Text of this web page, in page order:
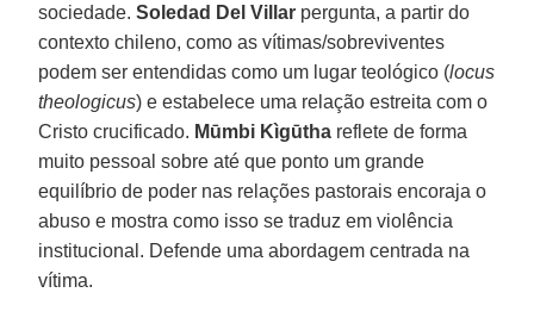
sociedade.Soledad Del Villar pergunta, a partir do
contexto chileno, como as vítimas/sobreviventes
podem ser entendidas como um lugar teológico (locus
theologicus) e estabelece uma relação estreita com o
Cristo crucificado. Mūmbi Kìgūtha reflete de forma
muito pessoal sobre até que ponto um grande
equilíbrio de poder nas relações pastorais encoraja o
abuso e mostra como isso se traduz em violência
institucional. Defende uma abordagem centrada na
vítima.